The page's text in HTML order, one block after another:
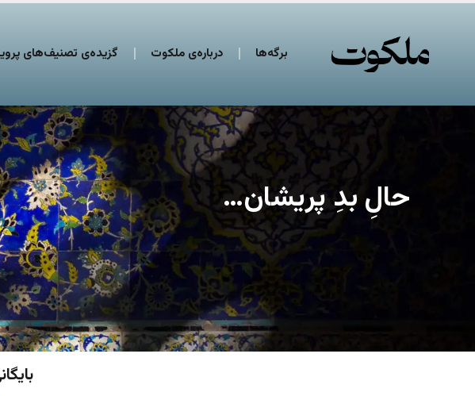
برگه‌ها درباره‌ی ملکوت گزیده‌ی تصنیف‌های
حالِ بدِ پریشان…